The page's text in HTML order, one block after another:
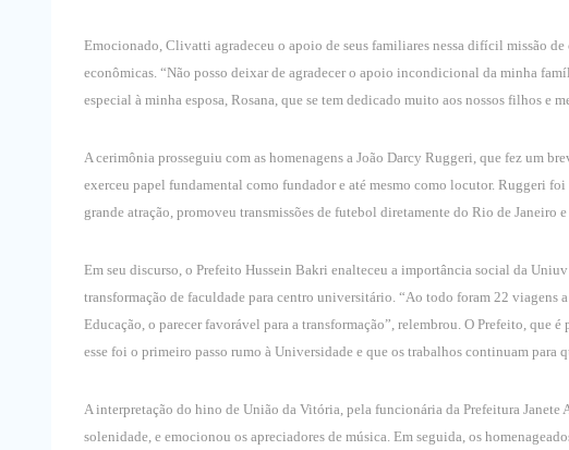
Emocionado, Clivatti agradeceu o apoio de seus familiares nessa difícil missão
econômicas. “Não posso deixar de agradecer o apoio incondicional da minha
especial à minha esposa, Rosana, que se tem dedicado muito aos nossos filhos
A cerimônia prosseguiu com as homenagens a João Darcy Ruggeri, que fez um
exerceu papel fundamental como fundador e até mesmo como locutor. Ruggeri
grande atração, promoveu transmissões de futebol diretamente do Rio de Janeiro
Em seu discurso, o Prefeito Hussein Bakri enalteceu a importância social da
transformação de faculdade para centro universitário. “Ao todo foram 22
Educação, o parecer favorável para a transformação”, relembrou. O Prefeito,
esse foi o primeiro passo rumo à Universidade e que os trabalhos continuam para
A interpretação do hino de União da Vitória, pela funcionária da Prefeitura
solenidade, e emocionou os apreciadores de música. Em seguida, os